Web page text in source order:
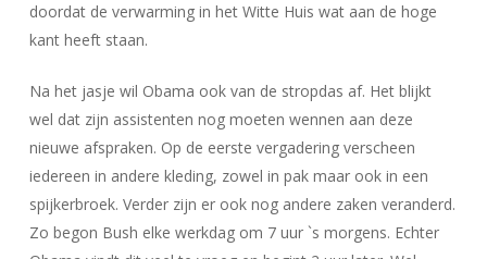
doordat de verwarming in het Witte Huis wat aan de hoge
kant heeft staan.
Na het jasje wil Obama ook van de stropdas af. Het blijkt
wel dat zijn assistenten nog moeten wennen aan deze
nieuwe afspraken. Op de eerste vergadering verscheen
iedereen in andere kleding, zowel in pak maar ook in een
spijkerbroek. Verder zijn er ook nog andere zaken veranderd.
Zo begon Bush elke werkdag om 7 uur `s morgens. Echter